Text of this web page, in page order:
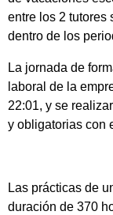
entre los 2 tutores
dentro de los
La jornada de
laboral de la
22:01, y se
y obligatorias con
Las prácticas de
duración de 370